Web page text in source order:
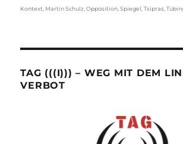
Kontext Martin Schulz ,Opposition ,Spiegel ,Tsipras ,
TAG (((I))) – WEG MIT DEM
VERBOT